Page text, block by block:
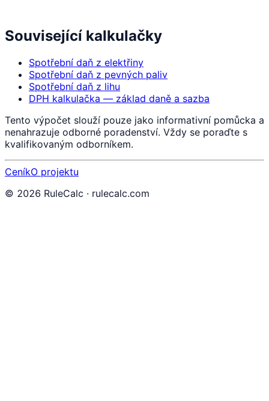
Související kalkulačky
Spotřební daň z elektřiny
Spotřební daň z pevných paliv
Spotřební daň z lihu
DPH kalkulačka — základ daně a sazba
Tento výpočet slouží pouze jako informativní pomůcka a
nenahrazuje odborné poradenství. Vždy se poraďte s
kvalifikovaným odborníkem.
CeníkO projektu
© 2026 RuleCalc · rulecalc.com